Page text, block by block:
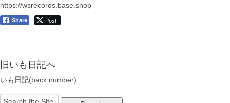
https://wsrecords.base.shop
Share Post
旧いも日記へ
いも日記(back number)
Search